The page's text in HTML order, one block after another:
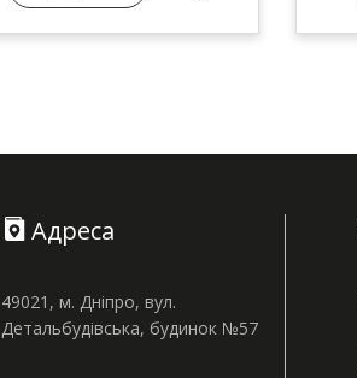
Адреса
49021, м. Дніпро, вул.
Детальбудівська, будинок №57